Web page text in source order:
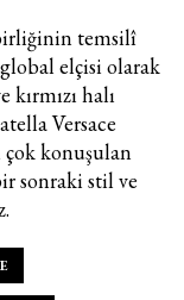
temsilî
elçisi olarak
halı
Versace
konuşulan
sonraki stil ve